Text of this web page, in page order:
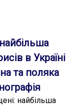
в Україні
та поляка
найбільша